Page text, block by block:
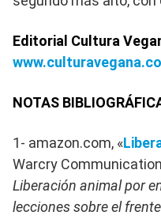
Editorial Cultura
NOTAS
1- amazon.com, «
Warcry
Liberación animal por
lecciones sobre el